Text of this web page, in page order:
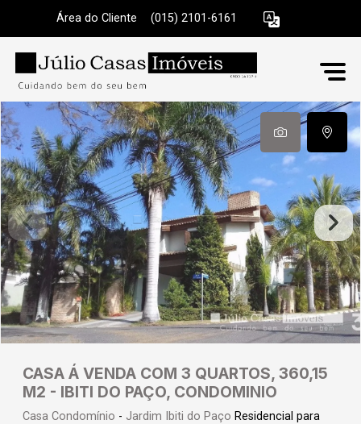
Área do Cliente (015) 2101-6161
CASA Á VENDA COM 3 QUARTOS, 360,15
M2 - IBITI DO PAÇO, CONDOMINIO
Casa Condomínio - Jardim Ibiti do Paço Residencial para